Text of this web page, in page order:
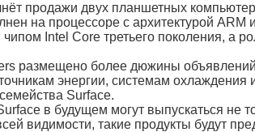
продажи двух планшетных
на процессоре с архитектурой ARM
Intel Core третьего поколения, а
размещено более дюжины
энергии, системам охлаждения
Surface.
в будущем могут выпускаться не
видимости, такие продукты будут